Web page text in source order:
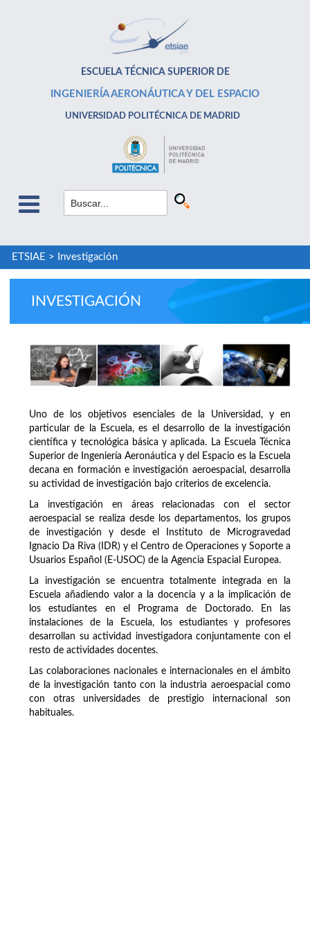
ESCUELA TÉCNICA SUPERIOR DE
INGENIERÍA AERONÁUTICA Y DEL ESPACIO
UNIVERSIDAD POLITÉCNICA DE MADRID
ETSIAE > Investigación
INVESTIGACIÓN
Uno de los objetivos esenciales de la Universidad, y en
particular de la Escuela, es el desarrollo de la investigación
científica y tecnológica básica y aplicada. La Escuela Técnica
Superior de Ingeniería Aeronáutica y del Espacio es la Escuela
decana en formación e investigación aeroespacial, desarrolla
su actividad de investigación bajo criterios de excelencia.
La investigación en áreas relacionadas con el sector
aeroespacial se realiza desde los departamentos, los grupos
de investigación y desde el Instituto de Microgravedad
Ignacio Da Riva (IDR) y el Centro de Operaciones y Soporte a
Usuarios Español (E-USOC) de la Agencia Espacial Europea.
La investigación se encuentra totalmente integrada en la
Escuela añadiendo valor a la docencia y a la implicación de
los estudiantes en el Programa de Doctorado. En las
instalaciones de la Escuela, los estudiantes y profesores
desarrollan su actividad investigadora conjuntamente con el
resto de actividades docentes.
Las colaboraciones nacionales e internacionales en el ámbito
de la investigación tanto con la industria aeroespacial como
con otras universidades de prestigio internacional son
habituales.